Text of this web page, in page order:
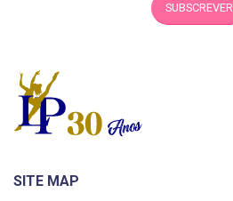
SUBSCREVER
SITE MAP